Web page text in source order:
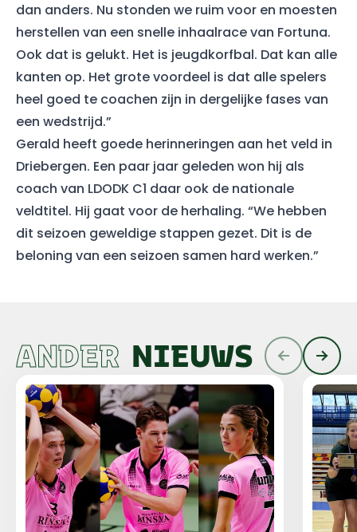
dan anders. Nu stonden we ruim voor en moesten
herstellen van een snelle inhaalrace van Fortuna.
Ook dat is gelukt. Het is jeugdkorfbal. Dat kan alle
kanten op. Het grote voordeel is dat alle spelers
heel goed te coachen zijn in dergelijke fases van
een wedstrijd.”
Gerald heeft goede herinneringen aan het veld in
Driebergen. Een paar jaar geleden won hij als
coach van LDODK C1 daar ook de nationale
veldtitel. Hij gaat voor de herhaling. “We hebben
dit seizoen geweldige stappen gezet. Dit is de
beloning van een seizoen samen hard werken.”
ANDER NIEUWS